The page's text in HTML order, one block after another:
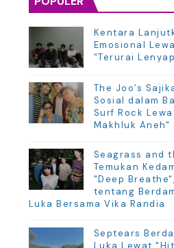
Kentara
Emosional
"Terurai
The Joo’s
Sosial dalam
Surf Rock
Makhluk Aneh"
Seagrass and
Temukan
"Deep
tentang
Luka Bersama Vika Randia
Septears
Luka Lewat